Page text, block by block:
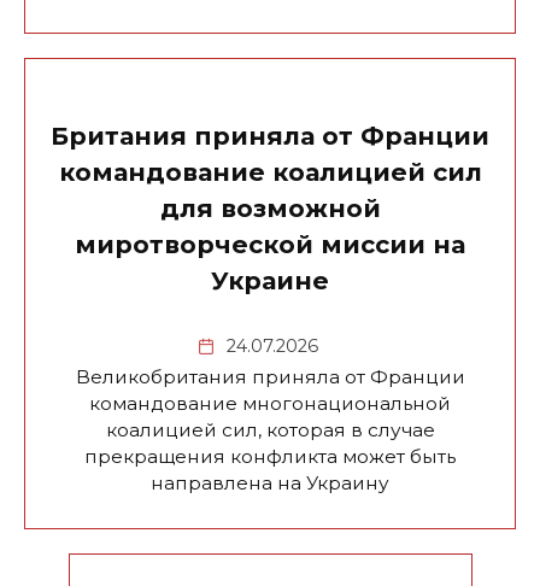
Британия приняла от Франции
командование коалицией сил
для возможной
миротворческой миссии на
Украине
24.07.2026
Великобритания приняла от Франции
командование многонациональной
коалицией сил, которая в случае
прекращения конфликта может быть
направлена на Украину